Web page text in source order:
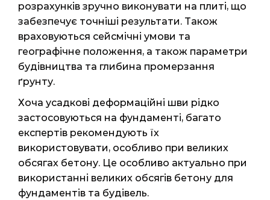
розрахунків зручно виконувати на плиті, що
забезпечує точніші результати. Також
враховуються сейсмічні умови та
географічне положення, а також параметри
будівництва та глибина промерзання
ґрунту.
Хоча усадкові деформаційні шви рідко
застосовуються на фундаменті, багато
експертів рекомендують їх
використовувати, особливо при великих
обсягах бетону. Це особливо актуально при
використанні великих обсягів бетону для
фундаментів та будівель.